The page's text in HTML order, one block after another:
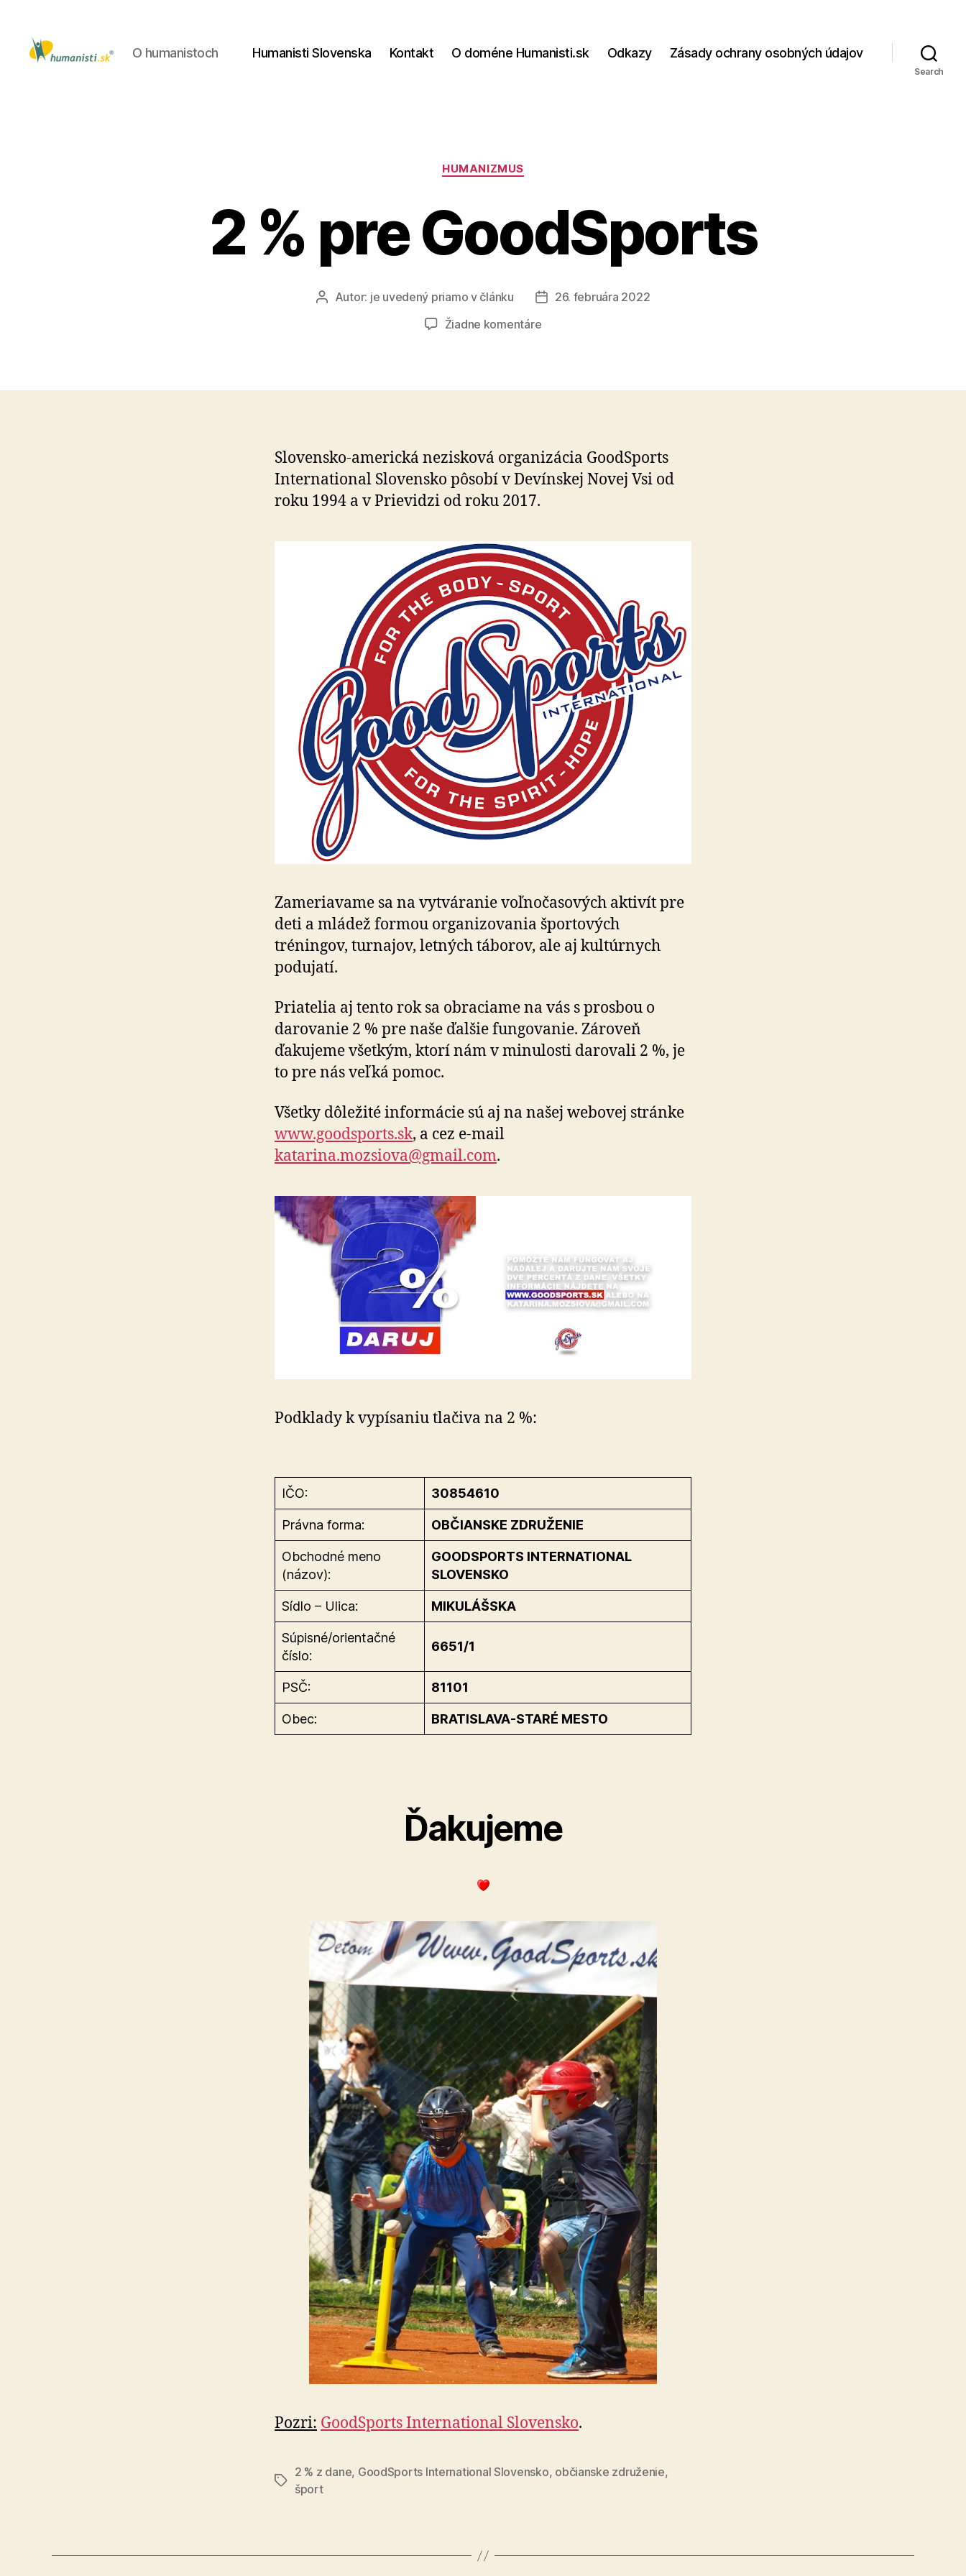
O humanistoch Humanisti Slovenska Kontakt O doméne Humanisti.sk Odkazy Zásady ochrany osobných údajov
Search
Kategórie
HUMANIZMUS
2 % pre GoodSports
AutorAutor: je uvedený priamo v článku
Dátum
26. februára 2022
Žiadne komentárena
GoodSports
Slovensko-americká nezisková organizácia GoodSports
International Slovensko pôsobí v Devínskej Novej Vsi od
roku 1994 a v Prievidzi od roku 2017.
Zameriavame sa na vytváranie voľnočasových aktivít pre
deti a mládež formou organizovania športových
tréningov, turnajov, letných táborov, ale aj kultúrnych
podujatí.
Priatelia aj tento rok sa obraciame na vás s prosbou o
darovanie 2 % pre naše ďalšie fungovanie. Zároveň
ďakujeme všetkým, ktorí nám v minulosti darovali 2 %, je
to pre nás veľká pomoc.
Všetky dôležité informácie sú aj na našej webovej stránke
www.goodsports.sk, a cez e-mail
katarina.mozsiova@gmail.com.
Podklady k vypísaniu tlačiva na 2 %:
IČO: 30854610
Právna forma: OBČIANSKE ZDRUŽENIE
Obchodné meno
(názov):
GOODSPORTS INTERNATIONAL
SLOVENSKO
Sídlo – Ulica: MIKULÁŠSKA
Súpisné/orientačné
číslo:
6651/1
PSČ: 81101
Obec: BRATISLAVA-STARÉ MESTO
Ďakujeme
Pozri: GoodSports International Slovensko.
Značky
2 % z dane, GoodSports International Slovensko, občianske združenie,
šport